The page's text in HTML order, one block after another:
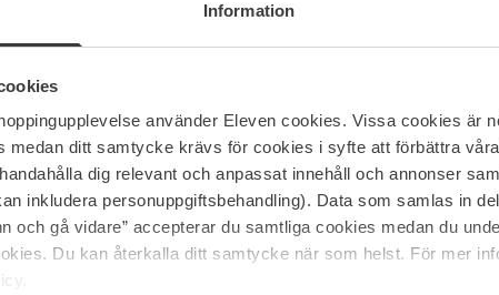
Information
använder Eleven cookies. Vissa cookies är
medan ditt samtycke krävs för cookies i syfte att förbättra
dig relevant och anpassat innehåll och annonser
inkludera personuppgiftsbehandling). Data som samlas in
och gå vidare” accepterar du samtliga cookies medan du
Du kan återkalla ditt samtycke när som helst. För mer
Om oss
Jobba hos oss
Våra varumärken
Kontakta oss
Vanliga frågor &
Spåra min
reklamationer